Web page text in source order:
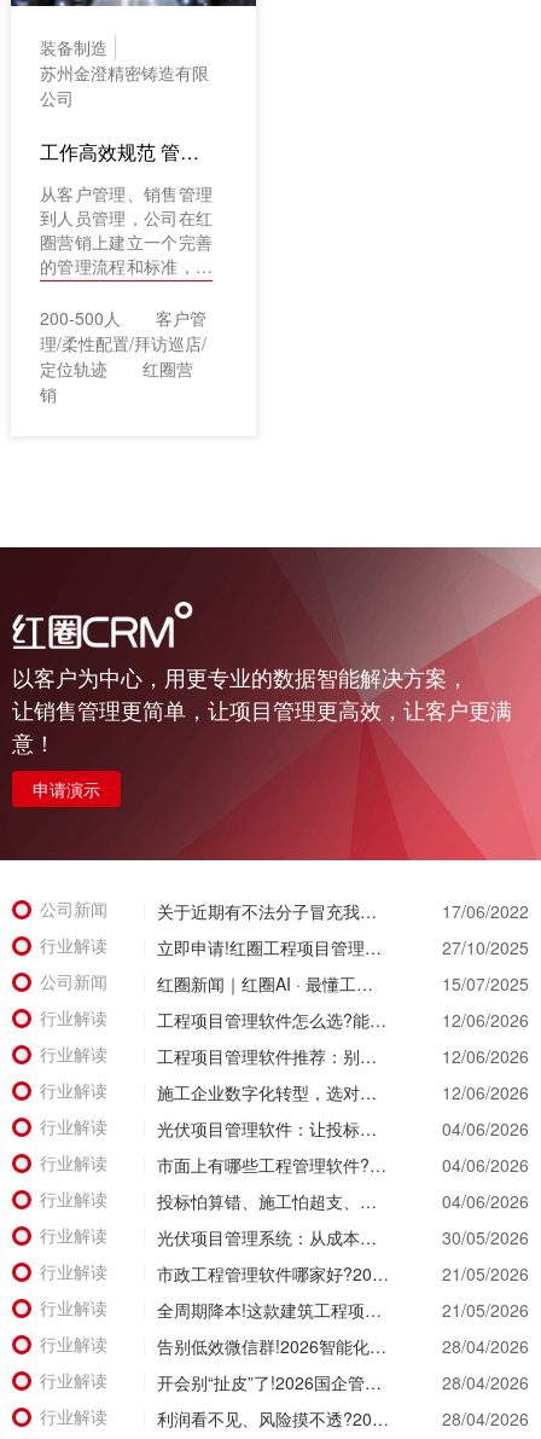
装备制造
苏州金澄精密铸造有限
公司
工作高效规范 管理更简单
从客户管理、销售管理
到人员管理，公司在红
圈营销上建立一个完善
的管理流程和标准，管
理工作变得简单起来！
200-500人
客户管
理/柔性配置/拜访巡店/
定位轨迹
红圈营
销
以客户为中心，用更专业的数据智能解决方案，
让销售管理更简单，让项目管理更高效，让客户更满
意！
申请演示
公司新闻 关于近期有不法分子冒充我公司实施诈骗活动的公示函
17/06/2022
行业解读
立即申请!红圈工程项目管理系统免费试用重磅开启，亲身体验智慧管理新篇章!
27/10/2025
公司新闻
红圈新闻｜红圈AI · 最懂工程：用智能引擎重塑工程管理新范式
15/07/2025
行业解读
工程项目管理软件怎么选?能同时管住资金、成本、进度的才靠谱
12/06/2026
行业解读
工程项目管理软件推荐：别等年底才知道亏了!这套系统让每一分钱都有迹可循
12/06/2026
行业解读
施工企业数字化转型，选对工具比盲目上系统更重要
12/06/2026
行业解读
光伏项目管理软件：让投标管理跑在竞争前面
04/06/2026
行业解读
市面上有哪些工程管理软件?2026年八大主流工具深度盘点
04/06/2026
行业解读
投标怕算错、施工怕超支、结算怕扯皮?这款施工成本管理系统一招全解决
04/06/2026
行业解读
光伏项目管理系统：从成本失控到利润可控，老板只需做对一步
30/05/2026
行业解读
市政工程管理软件哪家好?2026年精细化管理工具选型全攻略
21/05/2026
行业解读
全周期降本!这款建筑工程项目管理系统，从投标测算一路控到竣工结算
21/05/2026
行业解读
告别低效微信群!2026智能化升级，看看工程项目管理软件有哪些颠覆级体验?
28/04/2026
行业解读
开会别“扯皮”了!2026国企管理软件推荐，让经营数据替所有人“开口说话”
28/04/2026
行业解读
利润看不见、风险摸不透?2026建筑工程项目管理系统让经营数据“一眼透底”
28/04/2026